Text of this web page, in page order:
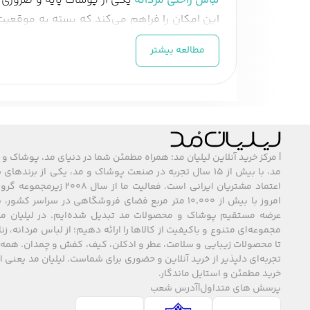
این امکان را فراهم می‌کند که بسته به
سویشرت، هودی و ست‌های خانگی است که هر
سبک و استراحت شما به تجربه‌ای دلپذیر و
تیشرت و زیرپوش مردانه
می‌شوند تا حس سبکی و نرمی روی پوست
استراحت ایده‌آل هستند. زیرپوش‌ها هم با
شوند.
شلوارک و شلوار راحتی
شلوارک و شلوار راحتی مردانه بخش مهمی
خانه هستند. شلوارهای بلند از جنس نخ و پنبه
دم‌پا یا کمر کشی طراحی می‌شوند تا لباس به
سویشرت و هودی مردانه
مطالعه بیشتر
| مرکز خرید آنلاین لیلیان مد؛ همراه مطمئن شما در دنیای مد، پوشاک
مد، با بیش از ۱۵ سال تجربه در صنعت پوشاک و مد، یکی از
اعتماد مشتریان ایرانی است.
امروز با بیش از ۱۰٬۰۰۰ متر مربع فضای فروشگاهی در
عرضه مستقیم پوشاک و محصولات مد تبدیل شده‌ایم. در لیلیان
مجموعه‌ای متنوع و باکیفیت از کالاها را ارائه دهیم؛ از لباس مردانه،
تا محصولات زیبایی و سلامت، عطر و ادکلن، کیف، کفش و چمدان.
تجربه‌ای دلپذیر از خرید آنلاین و حضوری برای شماست. لیلیان مد
خرید مطمئن و استایل ماندگار.
پرسش های متداول|آدرس شعب